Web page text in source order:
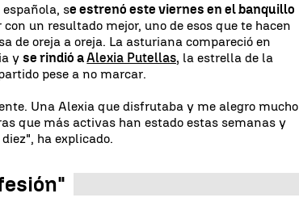
se estrenó este viernes en el banquillo
con un resultado mejor, uno de esos que te hacen
de oreja a oreja. La asturiana compareció en
yse rindió aAlexia Putellas, la estrella de la
pese a no marcar.
Una Alexia que disfrutaba y me alegro mucho
que más activas han estado estas semanas y
ha explicado.